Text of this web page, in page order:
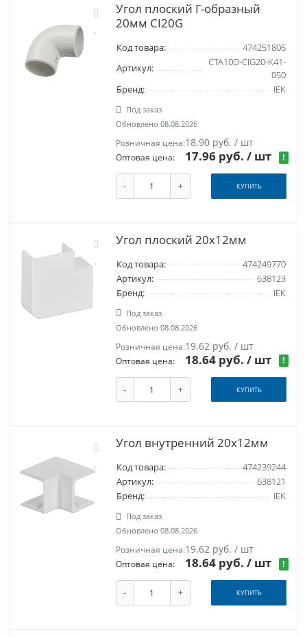
Угол плоский Г-образный
20мм CI20G
Код товара:
474251805
Артикул:
CTA10D-CIG20-K41-
050
Бренд:
IEK
Под заказ
Обновлено 08.08.2026
Розничная цена:18.90 руб. / шт
Оптовая цена: 17.96 руб./ шт !
- + КУПИТЬ
Угол плоский 20x12мм
Код товара:
474249770
Артикул:
638123
Бренд:
IEK
Под заказ
Обновлено 08.08.2026
Розничная цена:19.62 руб. / шт
Оптовая цена: 18.64 руб./ шт !
- + КУПИТЬ
Угол внутренний 20x12мм
Код товара:
474239244
Артикул:
638121
Бренд:
IEK
Под заказ
Обновлено 08.08.2026
Розничная цена:19.62 руб. / шт
Оптовая цена: 18.64 руб./ шт !
- + КУПИТЬ